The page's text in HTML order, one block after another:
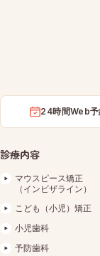
24時間Web予
診療内容
マウスピース矯正
（インビザライン）
こども（小児）矯正
小児歯科
予防歯科